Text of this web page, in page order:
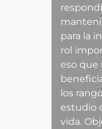
para la
rol
eso que
los
estudio
vida.